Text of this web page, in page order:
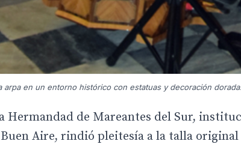
arpa en un entorno histórico con estatuas y decoración dorada.
Hermandad de Mareantes del Sur,
Aire, rindió pleitesía a la talla original